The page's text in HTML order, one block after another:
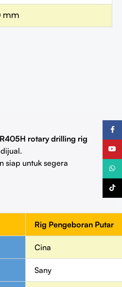
mm
rotary drilling rig
siap untuk segera
Rig Pengeboran Putar
Cina
Sany